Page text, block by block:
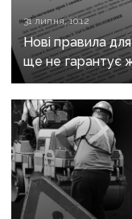
31 липня, 10:12
Нові правила
ще не гарантує